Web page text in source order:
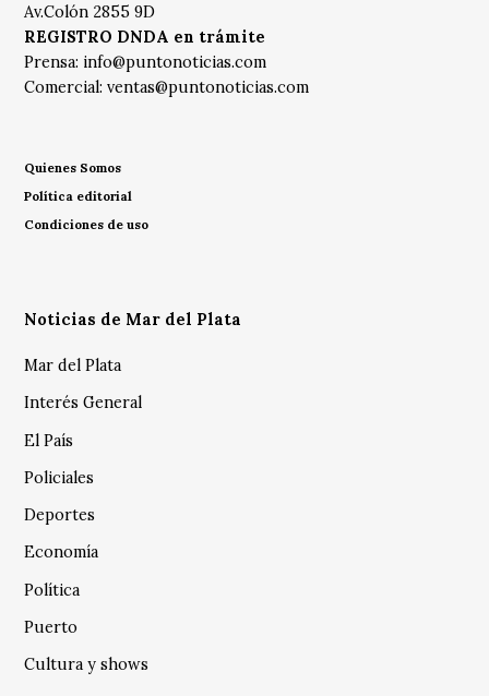
Av.Colón 2855 9D
REGISTRO DNDA en trámite
Prensa: info@puntonoticias.com
Comercial:ventas@puntonoticias.com
Quienes Somos
Política editorial
Condiciones de uso
Noticias de Mar del Plata
Mar del Plata
Interés General
El País
Policiales
Deportes
Economía
Política
Puerto
Cultura y shows